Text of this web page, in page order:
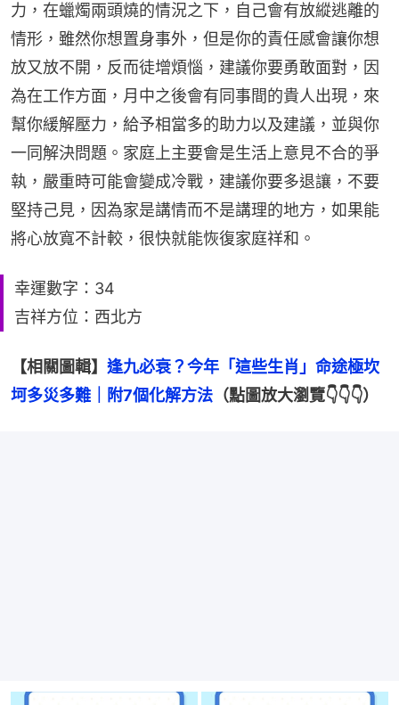
力，在蠟燭兩頭燒的情況之下，自己會有放縱逃離的
情形，雖然你想置身事外，但是你的責任感會讓你想
放又放不開，反而徒增煩惱，建議你要勇敢面對，因
為在工作方面，月中之後會有同事間的貴人出現，來
幫你緩解壓力，給予相當多的助力以及建議，並與你
一同解決問題。家庭上主要會是生活上意見不合的爭
執，嚴重時可能會變成冷戰，建議你要多退讓，不要
堅持己見，因為家是講情而不是講理的地方，如果能
將心放寬不計較，很快就能恢復家庭祥和。
幸運數字：34
吉祥方位：西北方
【相關圖輯】 逢九必衰？今年「這些生肖」命途極坎
坷多災多難｜附7個化解方法 （點圖放大瀏覽👇👇👇）